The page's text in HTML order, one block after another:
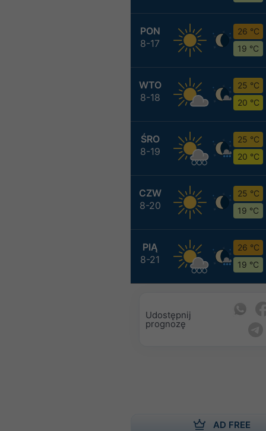
PON
8-17
26 °C
19 °C
WTO
8-18
25 °C
20 °C
ŚRO
8-19
25 °C
20 °C
CZW
8-20
25 °C
19 °C
PIĄ
8-21
26 °C
19 °C
Udostępnij
prognozę
AD FREE